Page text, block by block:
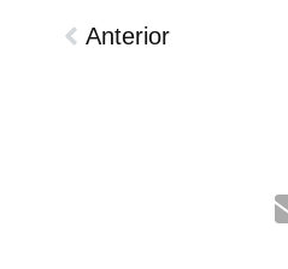
Anterior